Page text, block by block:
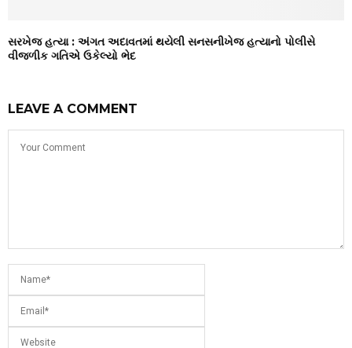
સરખેજ હત્યા : અંગત અદાવતમાં થયેલી સનસનીખેજ હત્યાનો પોલીસે
વીજળીક ગતિએ ઉકેલ્યો ભેદ
LEAVE A COMMENT